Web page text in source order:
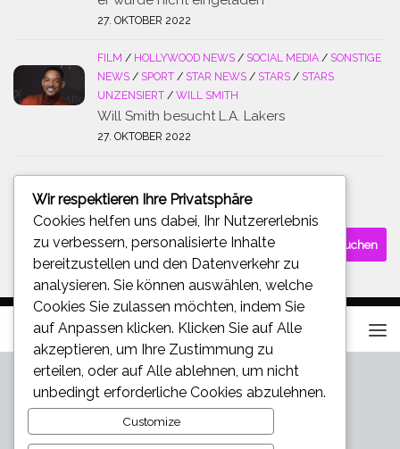
27. OKTOBER 2022
FILM / HOLLYWOOD NEWS / SOCIAL MEDIA / SONSTIGE
NEWS / SPORT / STAR NEWS / STARS / STARS
UNZENSIERT / WILL SMITH
Will Smith besucht L.A. Lakers
27. OKTOBER 2022
Suchen
nach:
Wir respektieren Ihre Privatsphäre
Cookies helfen uns dabei, Ihr Nutzererlebnis
zu verbessern, personalisierte Inhalte
bereitzustellen und den Datenverkehr zu
analysieren. Sie können auswählen, welche
Cookies Sie zulassen möchten, indem Sie
auf Anpassen klicken. Klicken Sie auf Alle
akzeptieren , um Ihre Zustimmung zu
erteilen, oder auf Alle ablehnen , um nicht
unbedingt erforderliche Cookies abzulehnen.
Customize